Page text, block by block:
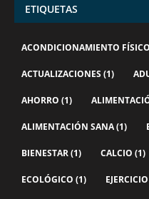
ETIQUETAS
ACONDICIONAMIENTO FÍSICO
ACTUALIZACIONES (1)
AHORRO (1)
ALIMENTACIÓN SANA(1)
BIENESTAR(1) CALCIO (1)
ECOLÓGICO (1)